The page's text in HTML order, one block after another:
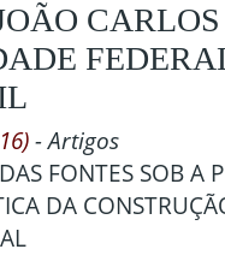
- Artigos
FONTES SOB A
DA